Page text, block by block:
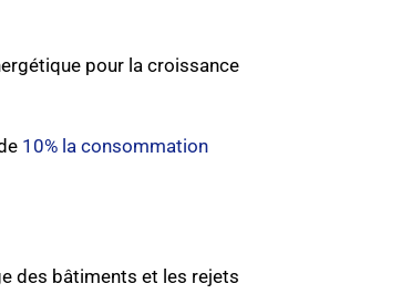
pour la croissance
10% la consommation
des bâtiments et les rejets